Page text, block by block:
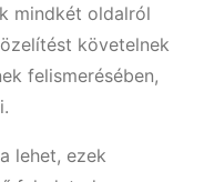
mindkét oldalról
követelnek
felismerésében,
lehet, ezek